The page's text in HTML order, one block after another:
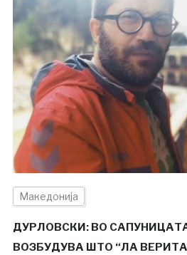
Македонија
ДУРЛОВСКИ: ВО
ВОЗБУДУВА ШТО “ЛА